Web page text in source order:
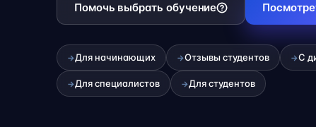
Помочь выбрать обучение
→Для начинающих →Отзывы студентов →С
→Для специалистов →Для студентов